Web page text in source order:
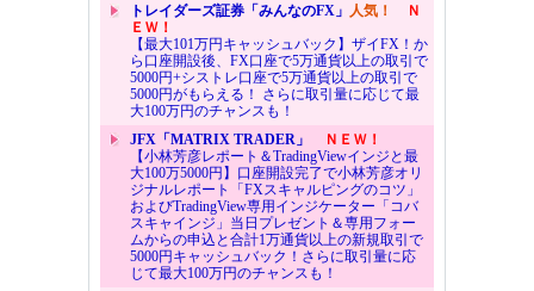
トレイダーズ証券「みんなのFX」 人気！
Ｎ
ＥＷ！
【最大101万円キャッシュバック】ザイFX！か
ら口座開設後、FX口座で5万通貨以上の取引で
5000円+シストレ口座で5万通貨以上の取引で
5000円がもらえる！ さらに取引量に応じて最
大100万円のチャンスも！
JFX「MATRIX TRADER」
ＮＥＷ！
【小林芳彦レポート＆TradingViewインジと最
大100万5000円】口座開設完了で小林芳彦オリ
ジナルレポート「FXスキャルピングのコツ」
およびTradingView専用インジケーター「コバ
スキャインジ」当日プレゼント＆専用フォー
ムからの申込と合計1万通貨以上の新規取引で
5000円キャッシュバック！さらに取引量に応
じて最大100万円のチャンスも！